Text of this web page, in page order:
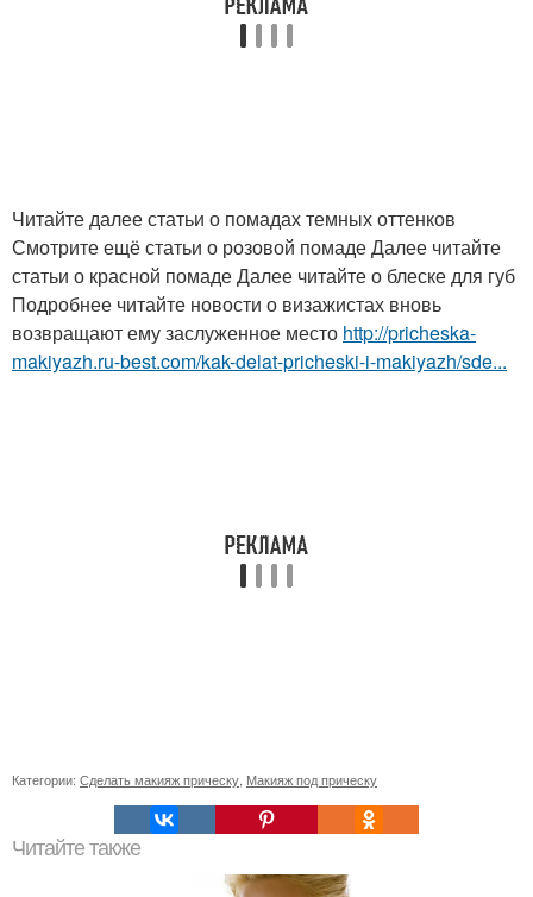
Читайте далее статьи о помадах темных оттенков
Смотрите ещё статьи о розовой помаде Далее читайте
статьи о красной помаде Далее читайте о блеске для губ
Подробнее читайте новости о визажистах вновь
возвращают ему заслуженное место http://pricheska-
makiyazh.ru-best.com/kak-delat-pricheski-i-makiyazh/sde...
Категории: Сделать макияж прическу Макияж под прическу
Читайте также